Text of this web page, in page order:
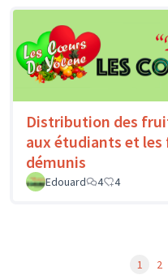
Distribution des
aux étudiants et les
démunis
Edouard 4 4
1 2